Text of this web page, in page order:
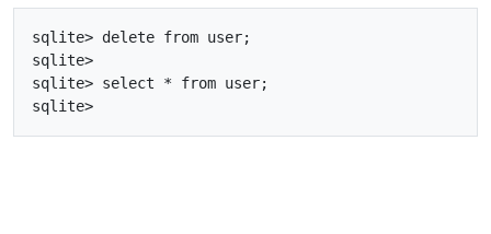
sqlite> delete from user;
sqlite>
sqlite> select * from user;